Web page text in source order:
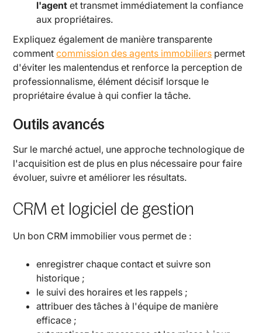
l'agent et transmet immédiatement la confiance
aux propriétaires.
Expliquez également de manière transparente
commentcommission des agents immobiliers permet
d'éviter les malentendus et renforce la perception de
professionnalisme, élément décisif lorsque le
propriétaire évalue à qui confier la tâche.
Outils avancés
Sur le marché actuel, une approche technologique de
l'acquisition est de plus en plus nécessaire pour faire
évoluer, suivre et améliorer les résultats.
CRM et logiciel de gestion
Un bon CRM immobilier vous permet de :
enregistrer chaque contact et suivre son
historique ;
le suivi des horaires et les rappels ;
attribuer des tâches à l'équipe de manière
efficace ;